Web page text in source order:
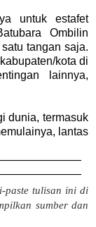
untuk estafet
Ombilin
tangan saja.
kota di
lainnya,
dunia, termasuk
lantas
paste tulisan ini di
sumber dan